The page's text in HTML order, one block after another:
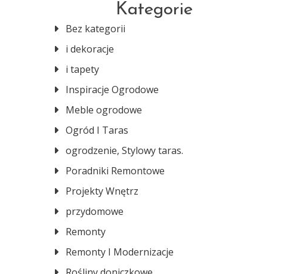
Kategorie
Bez kategorii
i dekoracje
i tapety
Inspiracje Ogrodowe
Meble ogrodowe
Ogród I Taras
ogrodzenie, Stylowy taras.
Poradniki Remontowe
Projekty Wnętrz
przydomowe
Remonty
Remonty I Modernizacje